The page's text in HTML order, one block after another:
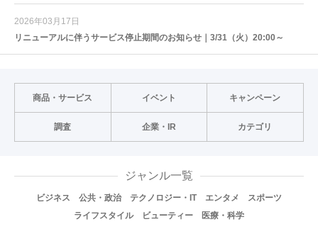
2026年03月17日
リニューアルに伴うサービス停止期間のお知らせ｜3/31（火）20:00～
商品・サービス イベント キャンペーン
調査 企業・IR カテゴリ
ジャンル一覧
ビジネス 公共・政治 テクノロジー・IT エンタメ
スポーツ
ライフスタイル
ビューティー 医療・科学